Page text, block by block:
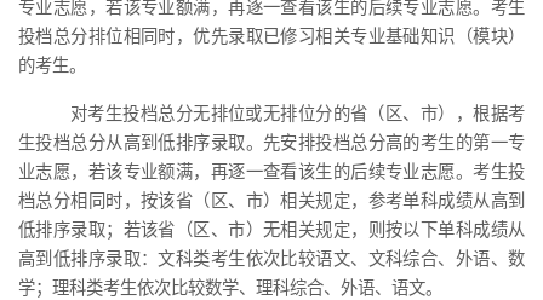
专业志愿，若该专业额满，再逐一查看该生的后续专业志愿。考生
投档总分排位相同时，优先录取已修习相关专业基础知识（模块）
的考生。
对考生投档总分无排位或无排位分的省（区、市），根据考
生投档总分从高到低排序录取。先安排投档总分高的考生的第一专
业志愿，若该专业额满，再逐一查看该生的后续专业志愿。考生投
档总分相同时，按该省（区、市）相关规定，参考单科成绩从高到
低排序录取；若该省（区、市）无相关规定，则按以下单科成绩从
高到低排序录取：文科类考生依次比较语文、文科综合、外语、数
学；理科类考生依次比较数学、理科综合、外语、语文。